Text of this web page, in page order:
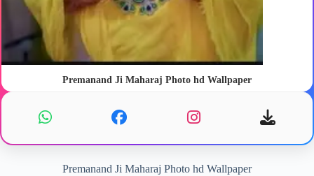
Premanand Ji Maharaj Photo hd Wallpaper
Premanand Ji Maharaj Photo hd Wallpaper